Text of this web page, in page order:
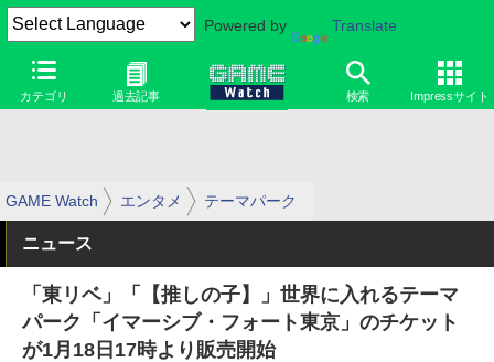
Powered by Translate
カテゴリ 過去記事 検索 Impressサイト
GAME Watch エンタメ テーマパーク
ニュース
「東リベ」「【推しの子】」世界に入れるテーマ
パーク「イマーシブ・フォート東京」のチケット
が1月18日17時より販売開始